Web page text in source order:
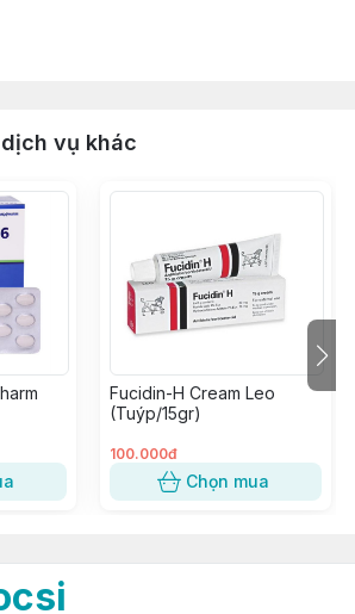
vụ khác
Fucidin-H Cream Leo
(Tuýp/15gr)
100.000đ
Chọn mua